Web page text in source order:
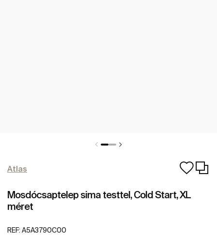
Atlas
Mosdócsaptelep sima testtel, Cold Start, XL
méret
REF: A5A3790C00